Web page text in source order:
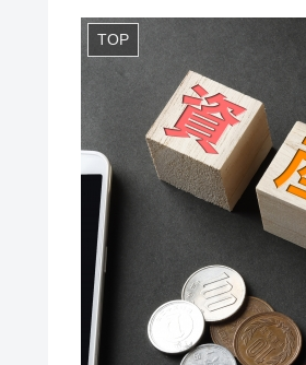
TOP